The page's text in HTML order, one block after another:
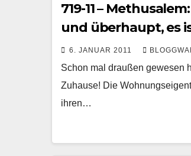
719-11 –
und überhaupt, es
6. JANUAR 2011
Schon mal draußen gewesen
Zuhause! Die
ihren…